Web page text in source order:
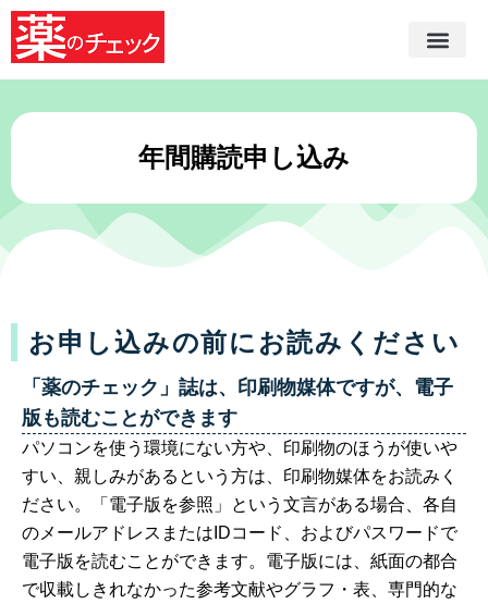
年間購読申し込み
お申し込みの前にお読みください
「薬のチェック」誌は、印刷物媒体ですが、電子
版も読むことができます
パソコンを使う環境にない方や、印刷物のほうが使いや
すい、親しみがあるという方は、印刷物媒体をお読みく
ださい。「電子版を参照」という文言がある場合、各自
のメールアドレスまたはIDコード、およびパスワードで
電子版を読むことができます。電子版には、紙面の都合
で収載しきれなかった参考文献やグラフ・表、専門的な